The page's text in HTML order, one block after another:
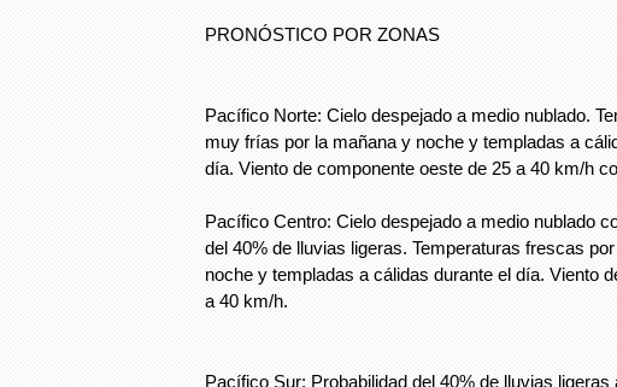
PRONÓSTICO POR ZONAS
Pacífico Norte: Cielo despejado a medio nublado.
muy frías por la mañana y noche y templadas a
día. Viento de componente oeste de 25 a 40 km/h
Pacífico Centro: Cielo despejado a medio nublado
del 40% de lluvias ligeras. Temperaturas frescas
noche y templadas a cálidas durante el día. Viento
a 40 km/h.
Pacífico Sur: Probabilidad del 40% de lluvias ligeras